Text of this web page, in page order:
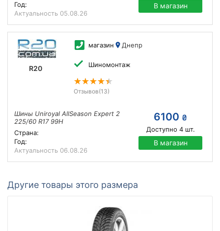
Год:
Актуальность 05.08.26
В магазин
R20
магазин Днепр
Шиномонтаж
Отзывов(13)
Шины Uniroyal AllSeason Expert 2
225/60 R17 99H
Страна:
Год:
Актуальность 06.08.26
6100 ₴
Доступно 4шт.
В магазин
Другие товары этого размера